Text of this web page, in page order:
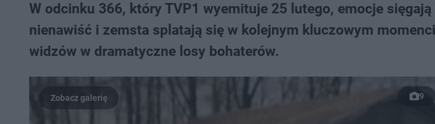
W odcinku 366, który TVP1 wyemituje 25 lutego, emocje
nienawiść i zemsta splatają się w kolejnym kluczowym
widzów w dramatyczne losy bohaterów.
9